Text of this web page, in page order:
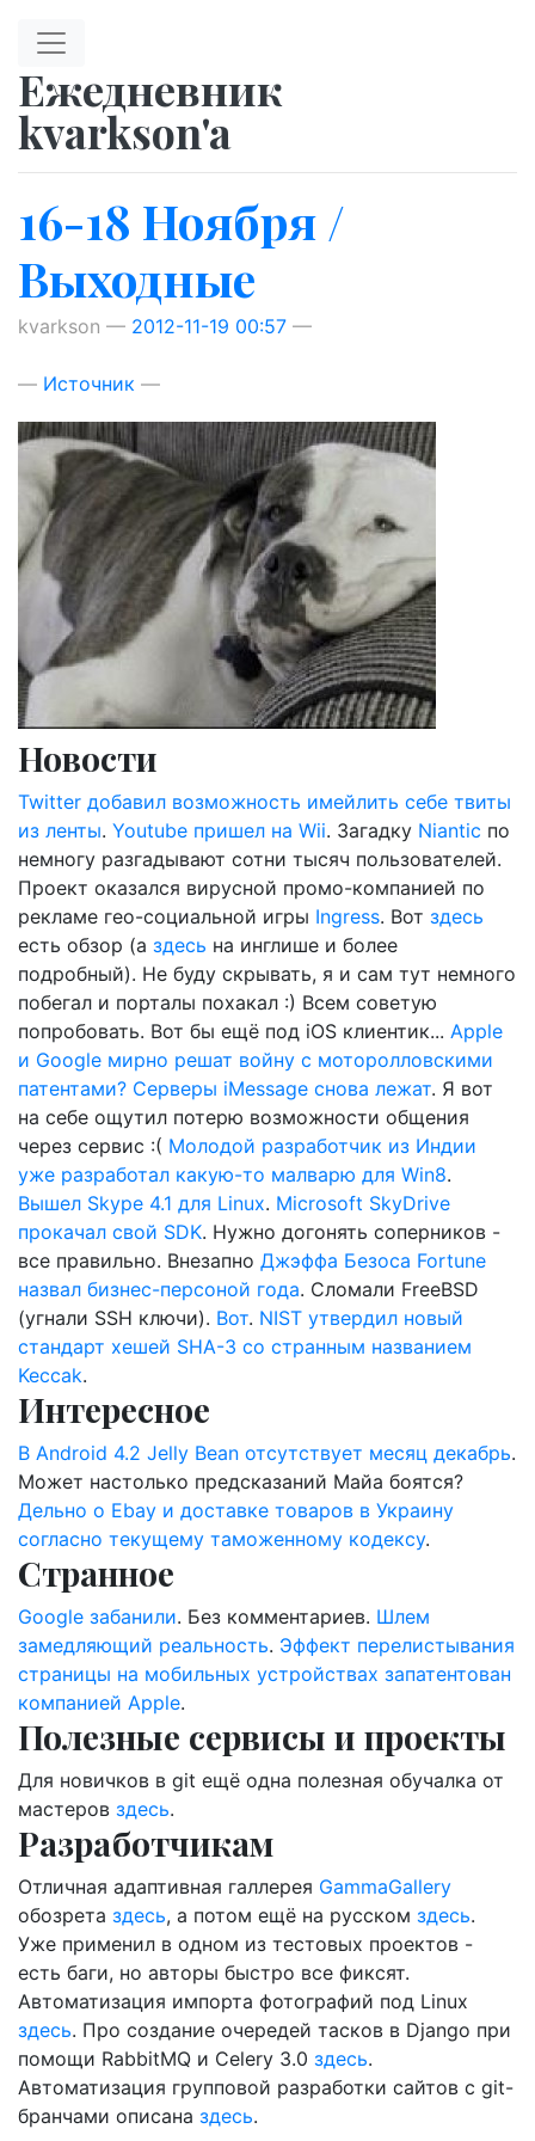
Ежедневник
kvarkson'a
16-18 Ноября /
Выходные
kvarkson 2012-11-19 00:57
Источник
Новости
Twitter добавил возможность имейлить себе твиты
из ленты. Youtube пришел на Wii. Загадку Niantic по
немногу разгадывают сотни тысяч пользователей.
Проект оказался вирусной промо-компанией по
рекламе гео-социальной игры Ingress. Вот здесь
есть обзор (а здесь на инглише и более
подробный). Не буду скрывать, я и сам тут немного
побегал и порталы похакал :) Всем советую
попробовать. Вот бы ещё под iOS клиентик... Apple
и Google мирно решат войну с моторолловскими
патентами? Серверы iMessage снова лежат. Я вот
на себе ощутил потерю возможности общения
через сервис :( Молодой разработчик из Индии
уже разработал какую-то малварю для Win8.
Вышел Skype 4.1 для Linux. Microsoft SkyDrive
прокачал свой SDK. Нужно догонять соперников -
все правильно. Внезапно Джэффа Безоса Fortune
назвал бизнес-персоной года. Сломали FreeBSD
(угнали SSH ключи). Вот. NIST утвердил новый
стандарт хешей SHA-3 со странным названием
Keccak.
Интересное
В Android 4.2 Jelly Bean отсутствует месяц декабрь.
Может настолько предсказаний Майа боятся?
Дельно о Ebay и доставке товаров в Украину
согласно текущему таможенному кодексу.
Странное
Google забанили. Без комментариев. Шлем
замедляющий реальность. Эффект перелистывания
страницы на мобильных устройствах запатентован
компанией Apple.
Полезные сервисы и проекты
Для новичков в git ещё одна полезная обучалка от
мастеров здесь.
Разработчикам
Отличная адаптивная галлерея GammaGallery
обозрета здесь, а потом ещё на русском здесь.
Уже применил в одном из тестовых проектов -
есть баги, но авторы быстро все фиксят.
Автоматизация импорта фотографий под Linux
здесь. Про создание очередей тасков в Django при
помощи RabbitMQ и Celery 3.0 здесь.
Автоматизация групповой разработки сайтов с git-
бранчами описана здесь.